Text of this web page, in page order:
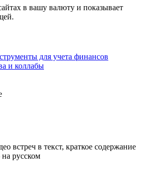
в вашу валюту и показывает
для учета финансов
и коллабы
встреч в текст, краткое содержание
русском